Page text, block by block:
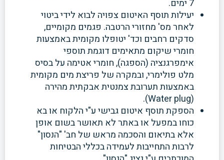
7 ימים.
יעילות תוסף האיטום צפויה לבוא לידי ביטוי
לאחר מס' מחזורי הרטבה. פגמים מקומיים,
סדקים רחבים וכד' יטופלו מקומית באמצעות
חומרי שיקום מתאימים דוגמת תוספי
אימפרגנציה (הספגה), חומרי אטימה על בסיס
מלט פולימרי, ובמקרה של פריצת מים מקומית
באמצעות תערובת צמנטית אבקתית מהירה
(Water plug).
הספקת תוסף איטום גבישי ע"י הלקוח או בא
כוחו במפעל או באתר לא תאושר בשום אופן
אלא בתיאום והסכמה מראש של חב' "הנסון"
לרבות התחייבות לעמידה בכללי הבטיחות